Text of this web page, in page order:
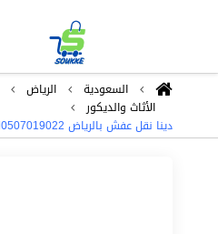
السعودية الرياض
الأثاث والديكور
دينا نقل عفش بالرياض 0َ507019022 شمال الرياض